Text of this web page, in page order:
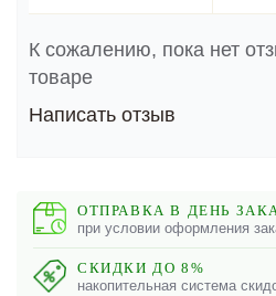
К сожалению, пока нет
товаре
Написать отзыв
ОТПРАВКА В ДЕНЬ
при условии оформления
СКИДКИ ДО 8%
накопительная система